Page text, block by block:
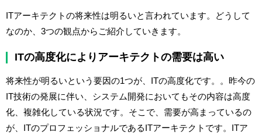
ITアーキテクトの将来性は明るいと言われています。どうして
なのか、3つの観点からご紹介していきます。
ITの高度化によりアーキテクトの需要は高い
将来性が明るいという要因の1つが、ITの高度化です。。昨今の
IT技術の発展に伴い、システム開発においてもその内容は高度
化、複雑化している状況です。そこで、需要が高まっているの
が、ITのプロフェッショナルであるITアーキテクトです。ITア